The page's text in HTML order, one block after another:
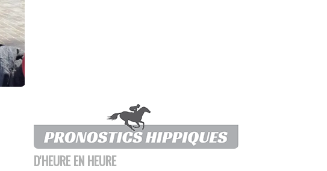
D'HEURE EN HEURE